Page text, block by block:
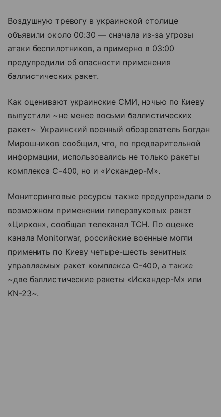
Воздушную тревогу в украинской столице
объявили около 00:30 — сначала из-за угрозы
атаки беспилотников, а примерно в 03:00
предупредили об опасности применения
баллистических ракет.
Как оценивают украинские СМИ, ночью по Киеву
выпустили ~не менее восьми баллистических
ракет~. Украинский военный обозреватель Богдан
Мирошников сообщил, что, по предварительной
информации, использовались не только ракеты
комплекса С-400, но и «Искандер-М».
Мониторинговые ресурсы также предупреждали о
возможном применении гиперзвуковых ракет
«Циркон», сообщал телеканал ТСН. По оценке
канала Monitorwar, российские военные могли
применить по Киеву четыре-шесть зенитных
управляемых ракет комплекса С-400, а также
~две баллистические ракеты «Искандер-М» или
KN-23~.